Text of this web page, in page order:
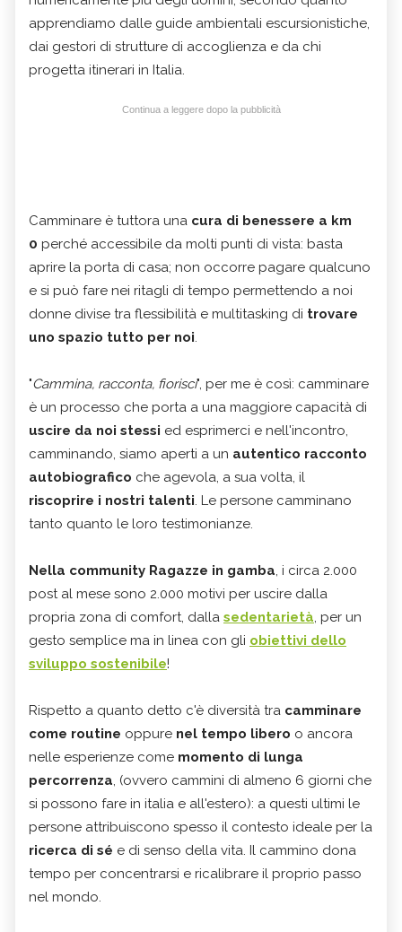
apprendiamo dalle guide ambientali escursionistiche,
dai gestori di strutture di accoglienza e da chi
progetta itinerari in Italia.
Continua a leggere dopo la pubblicità
Camminare è tuttora una cura di benessere a km
0 perché accessibile da molti punti di vista: basta
aprire la porta di casa; non occorre pagare qualcuno
e si può fare nei ritagli di tempo permettendo a noi
donne divise tra flessibilità e multitasking di trovare
uno spazio tutto per noi.
"Cammina, racconta, fiorisci", per me è così: camminare
è un processo che porta a una maggiore capacità di
uscire da noi stessi ed esprimerci e nell'incontro,
camminando, siamo aperti a un autentico racconto
autobiografico che agevola, a sua volta, il
riscoprire i nostri talenti. Le persone camminano
tanto quanto le loro testimonianze.
Nella community Ragazze in gamba, i circa 2.000
post al mese sono 2.000 motivi per uscire dalla
propria zona di comfort, dalla sedentarietà, per un
gesto semplice ma in linea con gli obiettivi dello
sviluppo sostenibile!
Rispetto a quanto detto c'è diversità tra camminare
come routine oppure nel tempo libero o ancora
nelle esperienze come momento di lunga
percorrenza, (ovvero cammini di almeno 6 giorni che
si possono fare in italia e all'estero): a questi ultimi le
persone attribuiscono spesso il contesto ideale per la
ricerca di sé e di senso della vita. Il cammino dona
tempo per concentrarsi e ricalibrare il proprio passo
nel mondo.